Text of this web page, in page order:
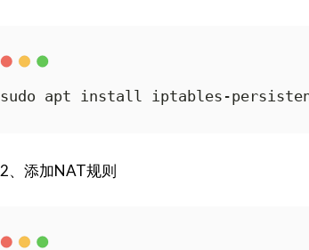
sudo apt install iptables-
2、添加NAT规则